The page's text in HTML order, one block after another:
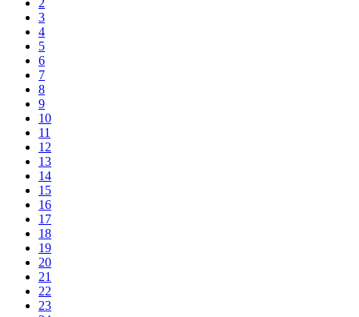
2
3
4
5
6
7
8
9
10
11
12
13
14
15
16
17
18
19
20
21
22
23